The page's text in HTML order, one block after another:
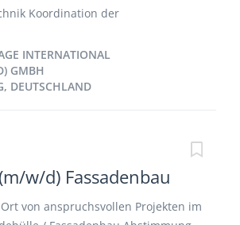
Koordination der
INTERNATIONAL
GMBH
DEUTSCHLAND
w/d) Fassadenbau
von anspruchsvollen Projekten im